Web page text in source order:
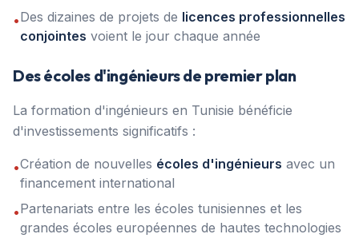
•Des dizaines de projets de licences professionnelles
conjointes voient le jour chaque année
Des écoles d'ingénieurs de premier plan
La formation d'ingénieurs en Tunisie bénéficie
d'investissements significatifs :
•Création de nouvelles écoles d'ingénieurs avec un
financement international
•Partenariats entre les écoles tunisiennes et les
grandes écoles européennes de hautes technologies